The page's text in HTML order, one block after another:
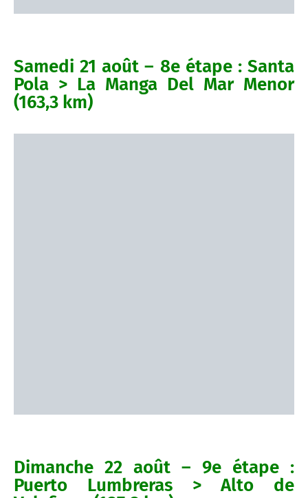
Samedi 21 août – 8e étape : Santa
Pola > La Manga Del Mar Menor
(163,3 km)
Dimanche 22 août – 9e étape :
Puerto Lumbreras > Alto de